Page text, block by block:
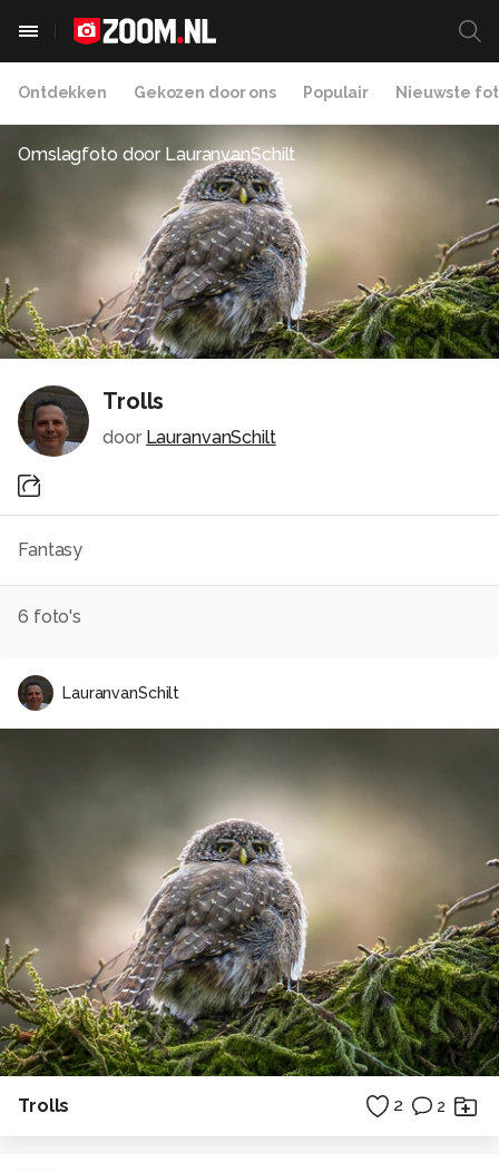
Ontdekken Gekozen door ons Populair Nieuwste
Omslagfoto door LauranvanSchilt
Trolls
door LauranvanSchilt
Fantasy
6 foto's
LauranvanSchilt
Trolls 2 2